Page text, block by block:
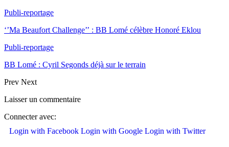
Publi-reportage
‘’Ma Beaufort Challenge’’ : BB Lomé célèbre Honoré Eklou
Publi-reportage
BB Lomé : Cyril Segonds déjà sur le terrain
Prev Next
Laisser un commentaire
Connecter avec:
Login with Facebook Login with Google Login with Twitter